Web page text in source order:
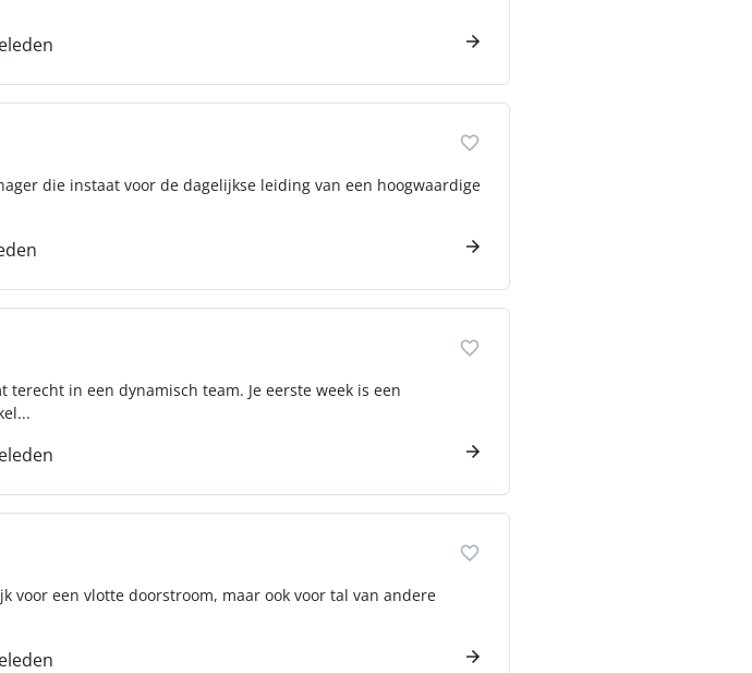
die instaat voor de dagelijkse leiding van een hoogwaardige
terecht in een dynamisch team. Je eerste week is een
voor een vlotte doorstroom, maar ook voor tal van andere